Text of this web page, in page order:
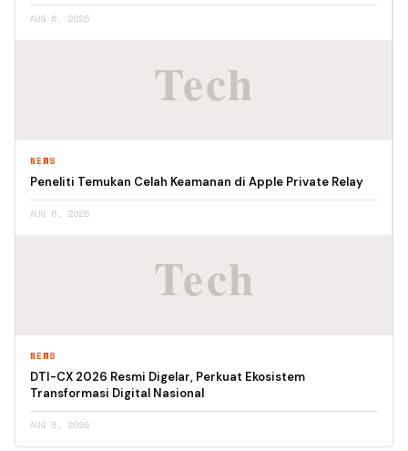
AUG 6, 2026
NEWS
Peneliti Temukan Celah Keamanan di Apple Private Relay
AUG 6, 2026
NEWS
DTI-CX 2026 Resmi Digelar, Perkuat Ekosistem
Transformasi Digital Nasional
AUG 5, 2026